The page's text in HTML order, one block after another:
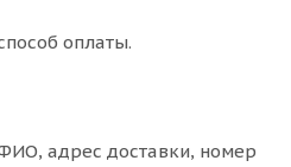
оплаты.
адрес доставки, номер